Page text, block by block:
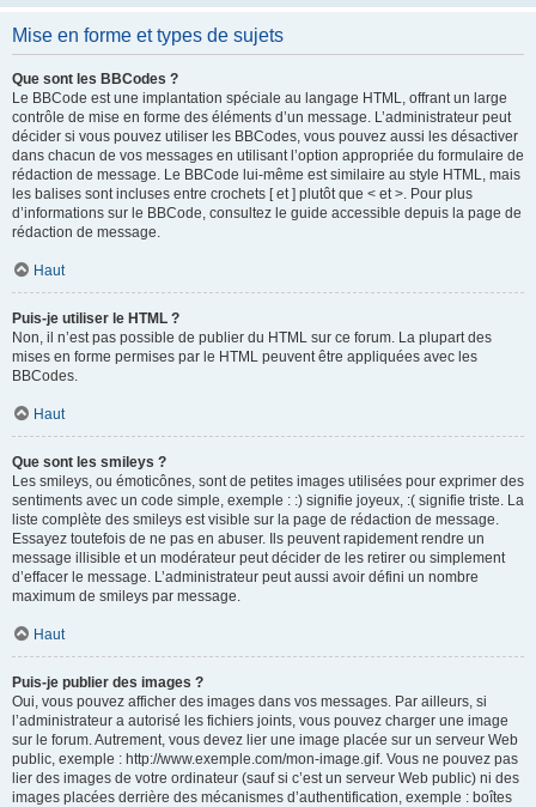
Mise en forme et types de sujets
Que sont les BBCodes ?
Le BBCode est une implantation spéciale au langage HTML, offrant un large
contrôle de mise en forme des éléments d’un message. L’administrateur peut
décider si vous pouvez utiliser les BBCodes, vous pouvez aussi les désactiver
dans chacun de vos messages en utilisant l’option appropriée du formulaire de
rédaction de message. Le BBCode lui-même est similaire au style HTML, mais
les balises sont incluses entre crochets [ et ] plutôt que < et >. Pour plus
d’informations sur le BBCode, consultez le guide accessible depuis la page de
rédaction de message.
Haut
Puis-je utiliser le HTML ?
Non, il n’est pas possible de publier du HTML sur ce forum. La plupart des
mises en forme permises par le HTML peuvent être appliquées avec les
BBCodes.
Haut
Que sont les smileys ?
Les smileys, ou émoticônes, sont de petites images utilisées pour exprimer des
sentiments avec un code simple, exemple : :) signifie joyeux, :( signifie triste. La
liste complète des smileys est visible sur la page de rédaction de message.
Essayez toutefois de ne pas en abuser. Ils peuvent rapidement rendre un
message illisible et un modérateur peut décider de les retirer ou simplement
d’effacer le message. L’administrateur peut aussi avoir défini un nombre
maximum de smileys par message.
Haut
Puis-je publier des images ?
Oui, vous pouvez afficher des images dans vos messages. Par ailleurs, si
l’administrateur a autorisé les fichiers joints, vous pouvez charger une image
sur le forum. Autrement, vous devez lier une image placée sur un serveur Web
public, exemple : http://www.exemple.com/mon-image.gif. Vous ne pouvez pas
lier des images de votre ordinateur (sauf si c’est un serveur Web public) ni des
images placées derrière des mécanismes d’authentification, exemple : boîtes